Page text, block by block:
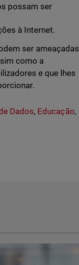
possam ser
à Internet.
ser ameaçadas
como a
e que lhes
Dados, Educação,